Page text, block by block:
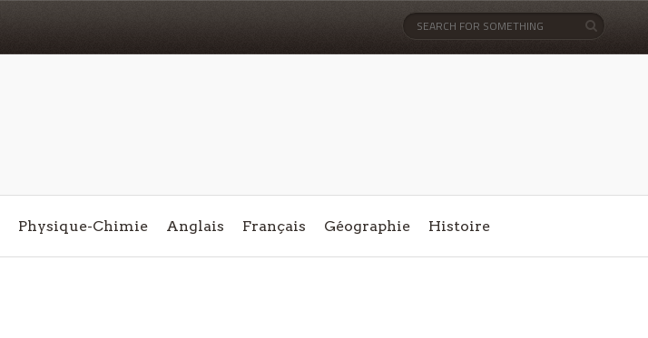
Physique-Chimie Anglais Français Géographie Histoire